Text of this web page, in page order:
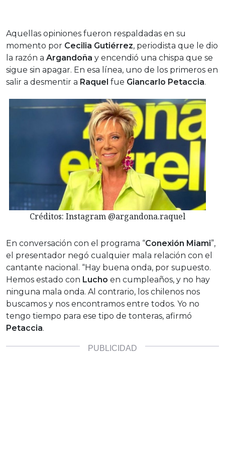
Aquellas opiniones fueron respaldadas en su
momento por Cecilia Gutiérrez, periodista que le dio
la razón a Argandoña y encendió una chispa que se
sigue sin apagar. En esa línea, uno de los primeros en
salir a desmentir a Raquel fue Giancarlo Petaccia.
Créditos: Instagram @argandona.raquel
En conversación con el programa “Conexión Miami”,
el presentador negó cualquier mala relación con el
cantante nacional. “Hay buena onda, por supuesto.
Hemos estado con Lucho en cumpleaños, y no hay
ninguna mala onda. Al contrario, los chilenos nos
buscamos y nos encontramos entre todos. Yo no
tengo tiempo para ese tipo de tonteras, afirmó
Petaccia.